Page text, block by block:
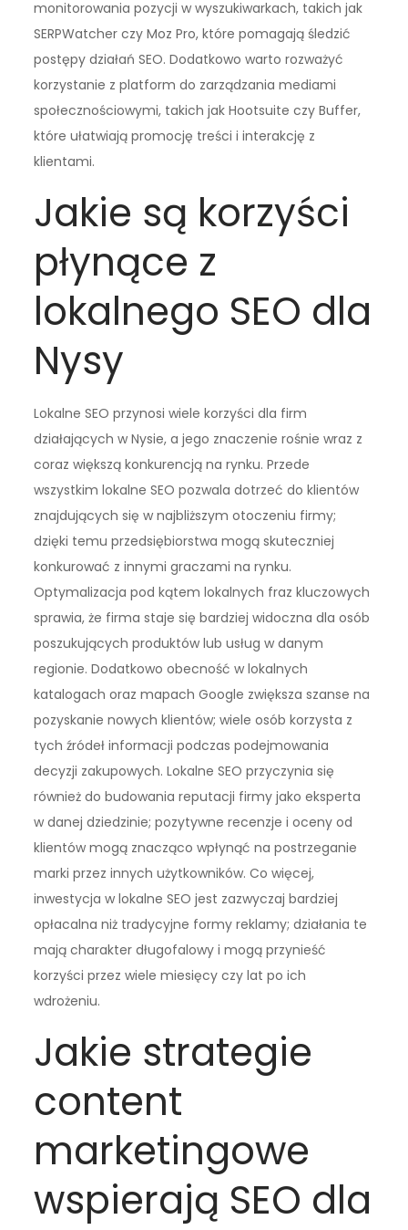
monitorowania pozycji w wyszukiwarkach, takich jak
SERPWatcher czy Moz Pro, które pomagają śledzić
postępy działań SEO. Dodatkowo warto rozważyć
korzystanie z platform do zarządzania mediami
społecznościowymi, takich jak Hootsuite czy Buffer,
które ułatwiają promocję treści i interakcję z
klientami.
Jakie są korzyści
płynące z
lokalnego SEO dla
Nysy
Lokalne SEO przynosi wiele korzyści dla firm
działających w Nysie, a jego znaczenie rośnie wraz z
coraz większą konkurencją na rynku. Przede
wszystkim lokalne SEO pozwala dotrzeć do klientów
znajdujących się w najbliższym otoczeniu firmy;
dzięki temu przedsiębiorstwa mogą skuteczniej
konkurować z innymi graczami na rynku.
Optymalizacja pod kątem lokalnych fraz kluczowych
sprawia, że firma staje się bardziej widoczna dla osób
poszukujących produktów lub usług w danym
regionie. Dodatkowo obecność w lokalnych
katalogach oraz mapach Google zwiększa szanse na
pozyskanie nowych klientów; wiele osób korzysta z
tych źródeł informacji podczas podejmowania
decyzji zakupowych. Lokalne SEO przyczynia się
również do budowania reputacji firmy jako eksperta
w danej dziedzinie; pozytywne recenzje i oceny od
klientów mogą znacząco wpłynąć na postrzeganie
marki przez innych użytkowników. Co więcej,
inwestycja w lokalne SEO jest zazwyczaj bardziej
opłacalna niż tradycyjne formy reklamy; działania te
mają charakter długofalowy i mogą przynieść
korzyści przez wiele miesięcy czy lat po ich
wdrożeniu.
Jakie strategie
content
marketingowe
wspierają SEO dla